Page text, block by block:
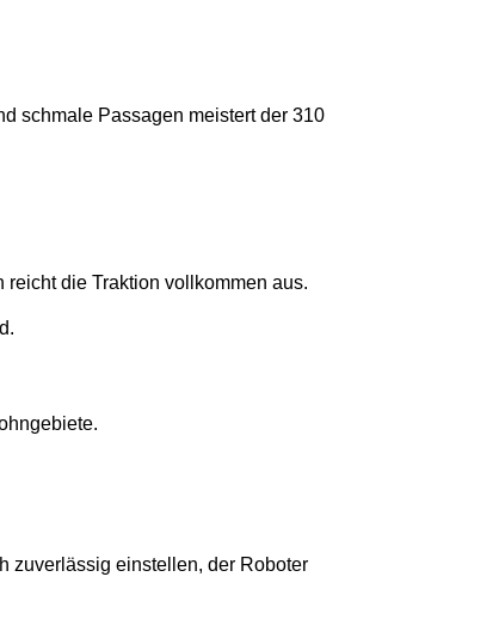
schmale Passagen meistert der 310
die Traktion vollkommen aus.
zuverlässig einstellen, der Roboter